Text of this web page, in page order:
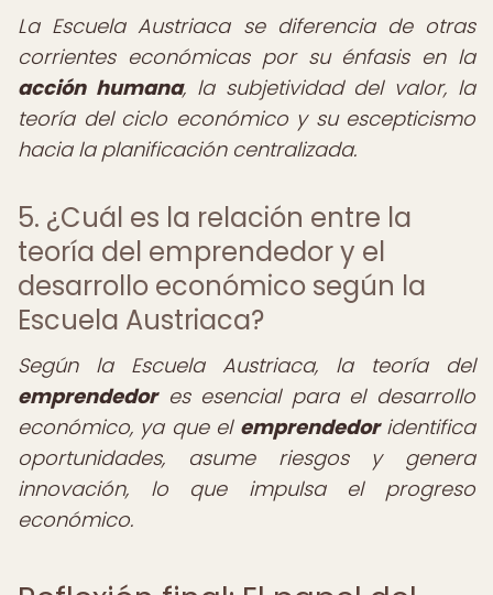
La Escuela Austriaca se diferencia de otras
corrientes económicas por su énfasis en la
acción humana, la subjetividad del valor, la
teoría del ciclo económico y su escepticismo
hacia la planificación centralizada.
5. ¿Cuál es la relación entre la
teoría del emprendedor y el
desarrollo económico según la
Escuela Austriaca?
Según la Escuela Austriaca, la teoría del
emprendedores esencial para el desarrollo
económico, ya que el emprendedoridentifica
oportunidades, asume riesgos y genera
innovación, lo que impulsa el progreso
económico.